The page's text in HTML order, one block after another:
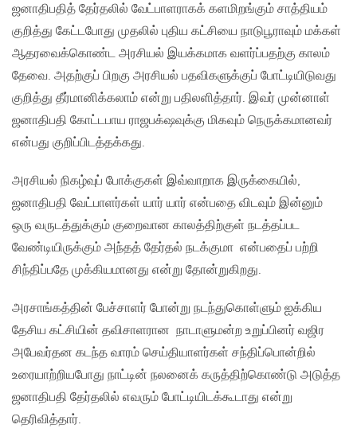
ஜனாதிபதித் தேர்தலில் வேட்பாளராகக் களமிறங்கும் சாத்தியம்
குறித்து கேட்டபோது முதலில் புதிய கட்சியை நாடுபூராவும் மக்கள்
ஆதரவைக்கொண்ட அரசியல் இயக்கமாக வளர்ப்பதற்கு காலம்
தேவை. அதற்குப் பிறகு அரசியல் பதவிகளுக்குப் போட்டியிடுவது
குறித்து தீர்மானிக்கலாம் என்று பதிலளித்தார். இவர் முன்னாள்
ஜனாதிபதி கோட்டபாய ராஜபக்‌ஷவுக்கு மிகவும் நெருக்கமானவர்
என்பது குறிப்பிடத்தக்கது.
அரசியல் நிகழ்வுப் போக்குகள் இவ்வாறாக இருக்கையில்,
ஜனாதிபதி வேட்பாளர்கள் யார் யார் என்பதை விடவும் இன்னும்
ஒரு வருடத்துக்கும் குறைவான காலத்திற்குள் நடத்தப்பட
வேண்டியிருக்கும் அந்தத் தேர்தல் நடக்குமா என்பதைப் பற்றி
சிந்திப்பதே முக்கியமானது என்று தோன்றுகிறது.
அரசாங்கத்தின் பேச்சாளர் போன்று நடந்துகொள்ளும் ஐக்கிய
தேசிய கட்சியின் தவிசாளரான நாடாளுமன்ற உறுப்பினர் வஜிர
அபேவர்தன கடந்த வாரம் செய்தியாளர்கள் சந்திப்பொன்றில்
உரையாற்றியபோது நாட்டின் நலனைக் கருத்திற்கொண்டு அடுத்த
ஜனாதிபதி தேர்தலில் எவரும் போட்டியிடக்கூடாது என்று
தெரிவித்தார்.